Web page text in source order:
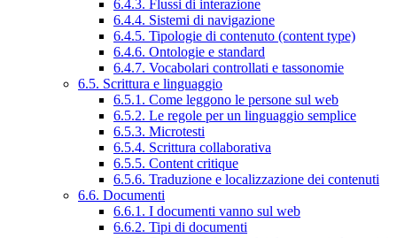
6.4.3. Flussi di interazione
6.4.4. Sistemi di navigazione
6.4.5. Tipologie di contenuto (content type)
6.4.6. Ontologie e standard
6.4.7. Vocabolari controllati e tassonomie
6.5. Scrittura e linguaggio
6.5.1. Come leggono le persone sul web
6.5.2. Le regole per un linguaggio semplice
6.5.3. Microtesti
6.5.4. Scrittura collaborativa
6.5.5. Content critique
6.5.6. Traduzione e localizzazione dei contenuti
6.6. Documenti
6.6.1. I documenti vanno sul web
6.6.2. Tipi di documenti